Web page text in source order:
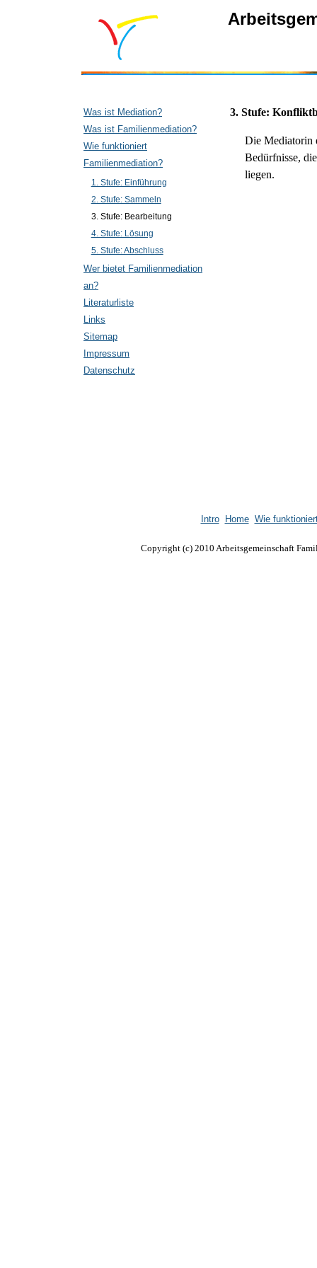
Was ist Mediation?
Was ist Familienmediation?
Wie funktioniert
Familienmediation?
1. Stufe: Einführung
2. Stufe: Sammeln
3. Stufe: Bearbeitung
4. Stufe: Lösung
5. Stufe: Abschluss
Wer bietet Familienmediation
an?
Literaturliste
Links
Sitemap
Impressum
Datenschutz
3. Stufe:
Die Mediatorin
Bedürfnisse,
liegen.
Intro Home Wie
Copyright (c) 2010 Arbeitsgemeinschaft